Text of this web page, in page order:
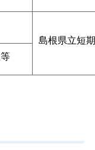
島根県立短